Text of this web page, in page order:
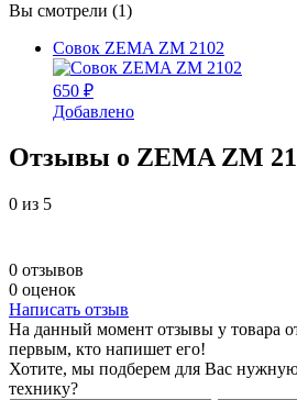
Вы смотрели (1)
Совок ZEMA ZM 2102
650 ₽
Добавлено
Отзывы о ZEMA ZM
0 из 5
0 отзывов
0 оценок
Написать отзыв
На данный момент отзывы у товара
первым, кто напишет его!
Хотите, мы подберем для Вас
технику?